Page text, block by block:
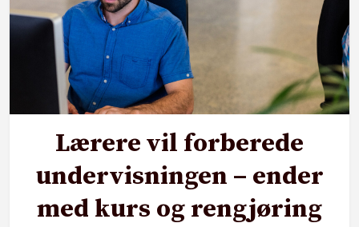
Lærere vil forberede
undervisningen – ender
med kurs og rengjøring